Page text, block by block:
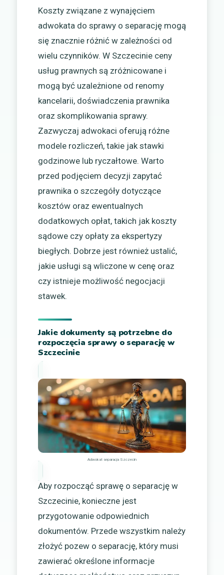
Koszty związane z wynajęciem
adwokata do sprawy o separację mogą
się znacznie różnić w zależności od
wielu czynników. W Szczecinie ceny
usług prawnych są zróżnicowane i
mogą być uzależnione od renomy
kancelarii, doświadczenia prawnika
oraz skomplikowania sprawy.
Zazwyczaj adwokaci oferują różne
modele rozliczeń, takie jak stawki
godzinowe lub ryczałtowe. Warto
przed podjęciem decyzji zapytać
prawnika o szczegóły dotyczące
kosztów oraz ewentualnych
dodatkowych opłat, takich jak koszty
sądowe czy opłaty za ekspertyzy
biegłych. Dobrze jest również ustalić,
jakie usługi są wliczone w cenę oraz
czy istnieje możliwość negocjacji
stawek.
Jakie dokumenty są potrzebne do
rozpoczęcia sprawy o separację w
Szczecinie
Adwokat separacja Szczecin
Aby rozpocząć sprawę o separację w
Szczecinie, konieczne jest
przygotowanie odpowiednich
dokumentów. Przede wszystkim należy
złożyć pozew o separację, który musi
zawierać określone informacje